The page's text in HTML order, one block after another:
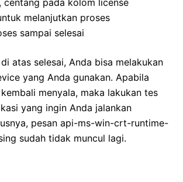
centang pada kolom license
melanjutkan proses
sampai selesai
atas selesai, Anda bisa melakukan
yang Anda gunakan. Apabila
menyala, maka lakukan tes
yang ingin Anda jalankan
pesan api-ms-win-crt-runtime-
sudah tidak muncul lagi.